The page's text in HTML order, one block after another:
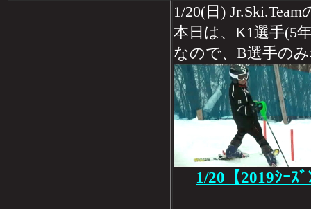
1/20(日)
本日は、K1選手(5
なので、B選手の
1/20【2019ｼｰｽ